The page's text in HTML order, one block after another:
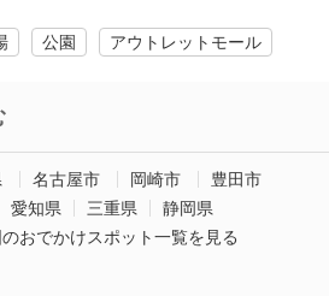
公園 アウトレットモール
名古屋市 岡崎市
豊田市
愛知県 三重県
静岡県
おでかけスポット一覧を見る